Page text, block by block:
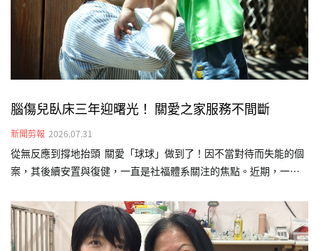
腦傷兒臥床三年迎曙光！ 關愛之家服務不間斷
新聞剪報 2026.07.31
從無反應到撐地抬頭 關愛「球球」做到了！因不當對待而失能的個
案，其後續安置與復健，一直是社福體系關注的焦點。近期，一名
台灣關愛基金會（關愛之家）介入後終於看見曙光。歷時長達三年
的早期療育介入，從原本完全無法翻身，如今已能靠雙手撐地抬頭
並短暫坐正，展現生命韌性，也為重度腦傷兒的早療介入樹立成功